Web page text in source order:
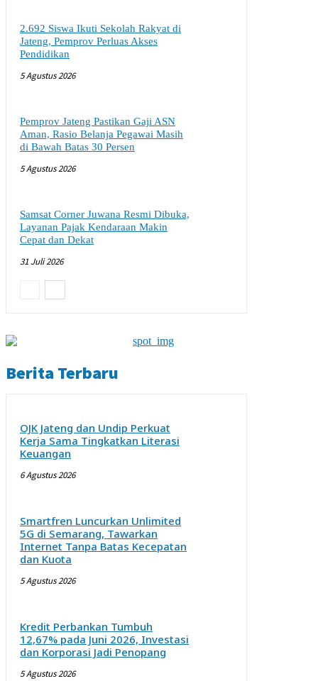
2.692 Siswa Ikuti Sekolah Rakyat di
Jateng, Pemprov Perluas Akses
Pendidikan
5 Agustus 2026
Pemprov Jateng Pastikan Gaji ASN
Aman, Rasio Belanja Pegawai Masih
di Bawah Batas 30 Persen
5 Agustus 2026
Samsat Corner Juwana Resmi Dibuka,
Layanan Pajak Kendaraan Makin
Cepat dan Dekat
31 Juli 2026
Berita Terbaru
OJK Jateng dan Undip Perkuat
Kerja Sama Tingkatkan Literasi
Keuangan
6 Agustus 2026
Smartfren Luncurkan Unlimited
5G di Semarang, Tawarkan
Internet Tanpa Batas Kecepatan
dan Kuota
5 Agustus 2026
Kredit Perbankan Tumbuh
12,67% pada Juni 2026, Investasi
dan Korporasi Jadi Penopang
5 Agustus 2026